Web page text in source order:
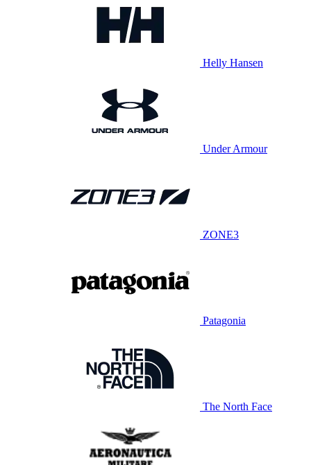
Helly Hansen
Under Armour
ZONE3
Patagonia
The North Face